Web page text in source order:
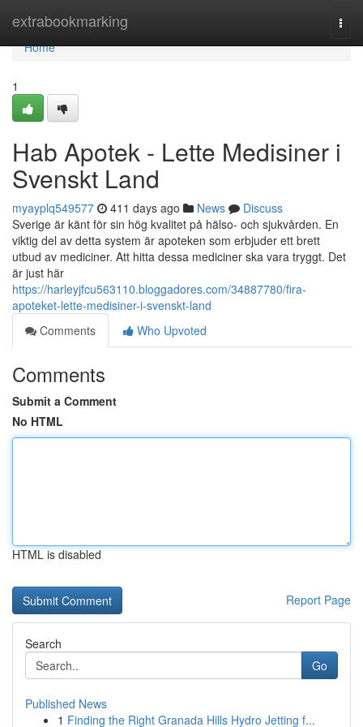
extrabookmarking
Home
Home
1
Hab Apotek - Lette Medisiner i
Svenskt Land
myayplq549577 411 days ago News
Discuss
Sverige är känt för sin hög kvalitet på hälso- och sjukvården. En
viktig del av detta system är apoteken som erbjuder ett brett
utbud av mediciner. Att hitta dessa mediciner ska vara tryggt. Det
är just här
https://harleyjfcu563110.bloggadores.com/34887780/fira-
apoteket-lette-medisiner-i-svenskt-land
Comments
Who Upvoted
Comments
Submit a Comment
No HTML
HTML is disabled
Report Page
Search
Go
Published News
1 Finding the Right Granada Hills Hydro Jetting f...